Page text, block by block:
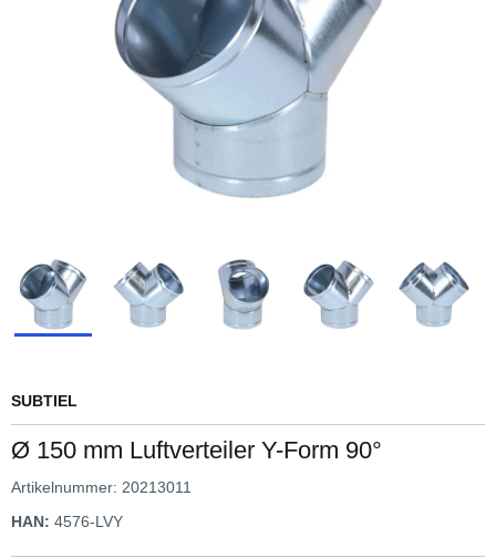
SUBTIEL
Ø 150 mm Luftverteiler Y-Form 90°
Artikelnummer: 20213011
HAN: 4576-LVY